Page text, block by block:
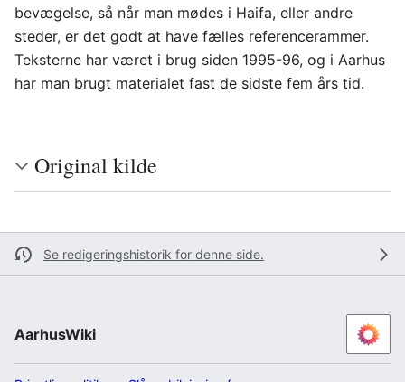
bevægelse, så når man mødes i Haifa, eller andre
steder, er det godt at have fælles referencerammer.
Teksterne har været i brug siden 1995-96, og i Aarhus
har man brugt materialet fast de sidste fem års tid.
Original kilde
Se redigeringshistorik for denne side.
AarhusWiki